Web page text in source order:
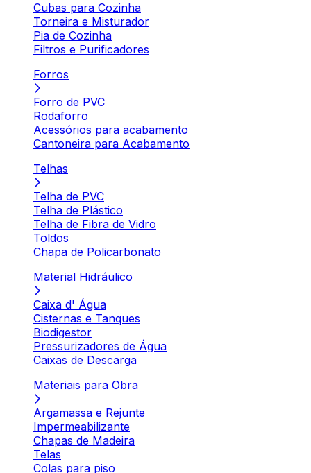
Cubas para Cozinha
Torneira e Misturador
Pia de Cozinha
Filtros e Purificadores
Forros
Forro de PVC
Rodaforro
Acessórios para acabamento
Cantoneira para Acabamento
Telhas
Telha de PVC
Telha de Plástico
Telha de Fibra de Vidro
Toldos
Chapa de Policarbonato
Material Hidráulico
Caixa d' Água
Cisternas e Tanques
Biodigestor
Pressurizadores de Água
Caixas de Descarga
Materiais para Obra
Argamassa e Rejunte
Impermeabilizante
Chapas de Madeira
Telas
Colas para piso